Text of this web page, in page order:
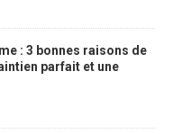
: 3 bonnes raisons de
parfait et une